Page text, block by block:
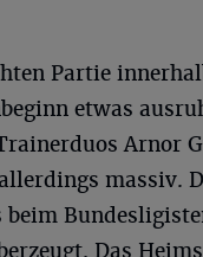
Partie
etwas
Arnor
massiv.
Das